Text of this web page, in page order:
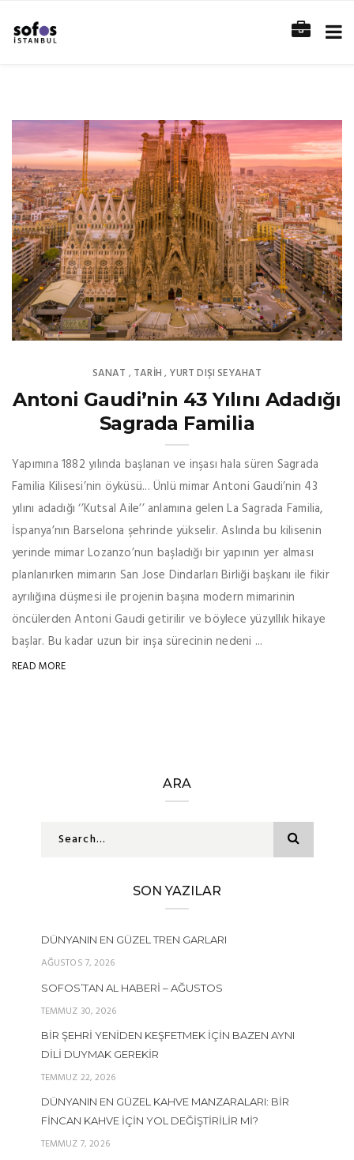
SANAT , TARİH , YURT DIŞI SEYAHAT
Antoni Gaudi’nin 43 Yılını Adadığı
Sagrada Familia
Yapımına 1882 yılında başlanan ve inşası hala süren Sagrada
Familia Kilisesi’nin öyküsü... Ünlü mimar Antoni Gaudi’nin 43
yılını adadığı ‘’Kutsal Aile’’ anlamına gelen La Sagrada Familia,
İspanya’nın Barselona şehrinde yükselir. Aslında bu kilisenin
yerinde mimar Lozanzo’nun başladığı bir yapının yer alması
planlanırken mimarın San Jose Dindarları Birliği başkanı ile fikir
ayrılığına düşmesi ile projenin başına modern mimarinin
öncülerden Antoni Gaudi getirilir ve böylece yüzyıllık hikaye
başlar. Bu kadar uzun bir inşa sürecinin nedeni ...
READ MORE
ARA
SON YAZILAR
DÜNYANIN EN GÜZEL TREN GARLARI
AĞUSTOS 7, 2026
SOFOS’TAN AL HABERI – AĞUSTOS
TEMMUZ 30, 2026
BIR ŞEHRI YENIDEN KEŞFETMEK İÇIN BAZEN AYNI
DILI DUYMAK GEREKIR
TEMMUZ 22, 2026
DÜNYANIN EN GÜZEL KAHVE MANZARALARI: BIR
FINCAN KAHVE İÇIN YOL DEĞIŞTIRILIR MI?
TEMMUZ 7, 2026